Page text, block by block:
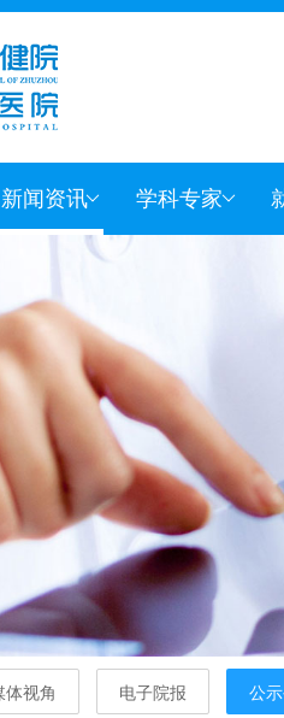
新闻资讯 学科专家
体视角 电子院报 公